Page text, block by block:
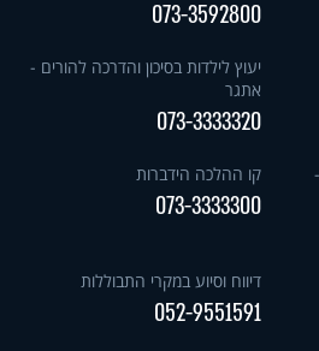
073-3592800
יעוץ לילדות בסיכון והדרכה להורים -
אתגר
073-3333320
קו ההלכה הידברות
073-3333300
דיווח וסיוע במקרי התבוללות
052-9551591